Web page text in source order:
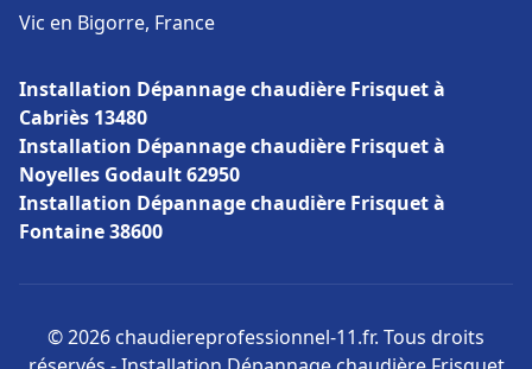
Vic en Bigorre, France
Installation Dépannage chaudière Frisquet à
Cabriès 13480
Installation Dépannage chaudière Frisquet à
Noyelles Godault 62950
Installation Dépannage chaudière Frisquet à
Fontaine 38600
© 2026 chaudiereprofessionnel-11.fr. Tous droits